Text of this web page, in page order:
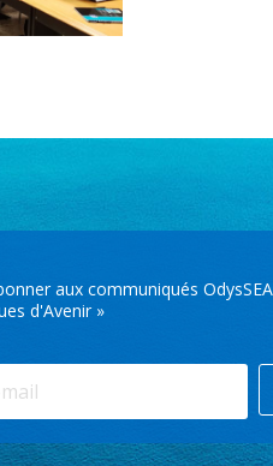
aux communiqués
d'Avenir »